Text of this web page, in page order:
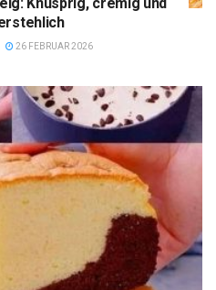
26 FEBRUAR 2026